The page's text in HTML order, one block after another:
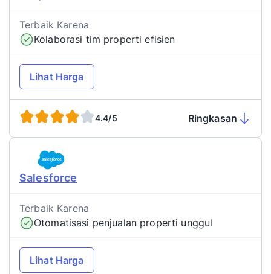
Terbaik Karena
Kolaborasi tim properti efisien
Lihat Harga
4.4/5 Ringkasan
Salesforce
Terbaik Karena
Otomatisasi penjualan properti unggul
Lihat Harga